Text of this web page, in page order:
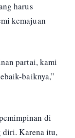
harus
kemajuan
partai, kami
baiknya,”
di
diri. Karena itu,